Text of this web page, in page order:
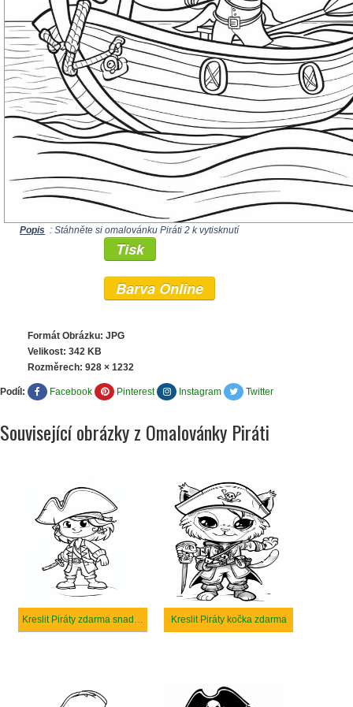
Popis : Stáhněte si omalovánku Piráti 2 k vytisknutí
Tisk
Barva Online
Formát Obrázku: JPG
Velikost: 342 KB
Rozměrech: 928 × 1232
Podíl: Facebook Pinterest Instagram Twitter
Související obrázky z Omalovánky Piráti
Kreslit Piráty zdarma snadné Kreslit Piráty kočka zdarma